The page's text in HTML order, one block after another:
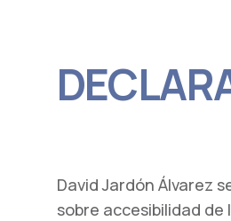
David Jardón Álvarez
sobre accesibilidad de